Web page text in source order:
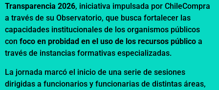
Transparencia 2026, iniciativa impulsada por ChileCompra
a través de su Observatorio, que busca fortalecer las
capacidades institucionales de los organismos públicos
con foco en probidad en el uso de los recursos público a
través de instancias formativas especializadas.
La jornada marcó el inicio de una serie de sesiones
dirigidas a funcionarios y funcionarias de distintas áreas,